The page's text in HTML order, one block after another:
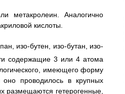
метакролеин. Аналогично
кислоты.
изо-бутен, изо-бутан, изо-
содержащие 3 или 4 атома
имеющего форму
оно проводилось в крупных
размещаются гетерогенные,